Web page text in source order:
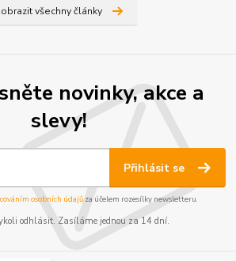
všechny články
novinky, akce a
slevy!
Přihlásit se
osobních údajůza účelem rozesílky newsletteru.
odhlásit. Zasíláme jednou za 14 dní.